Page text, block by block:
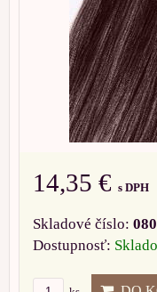
14,35 € s DPH
Skladové číslo:
Dostupnosť: